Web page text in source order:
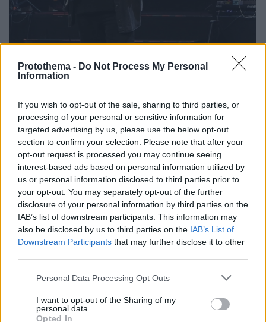
Protothema - Do Not Process My Personal
Information
If you wish to opt-out of the sale, sharing to third parties, or
processing of your personal or sensitive information for
targeted advertising by us, please use the below opt-out
section to confirm your selection. Please note that after your
opt-out request is processed you may continue seeing
interest-based ads based on personal information utilized by
us or personal information disclosed to third parties prior to
your opt-out. You may separately opt-out of the further
disclosure of your personal information by third parties on the
IAB’s list of downstream participants. This information may
also be disclosed by us to third parties on the IAB’s List of
Downstream Participants that may further disclose it to other
Please note that this website/app uses one or more Google
not limited to your visit or usage behaviour. You may click to
grant or deny consent to Google and its third-party tags to
Personal Data Processing Opt Outs
I want to opt-out of the Sharing of my
personal data.
Opted In
Ο Δημήτρης Σταρόβας πρώτη φορά σε παράσταση μετά
το εγκεφαλικό που υπέστη - Δείτε βίντεο και
φωτογραφίες
Ο αγαπητός καλλιτέχνης που σημειώνει σημαντική
πρόοδο στην υγεία του ανέβηκε ξανά στη σκηνή
14.11.2024, 16:11 7